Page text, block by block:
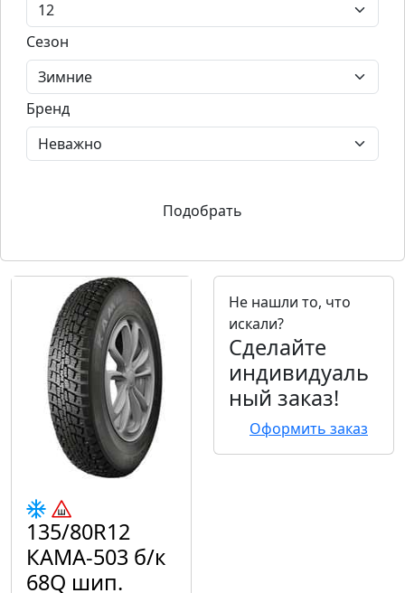
Сезон
Бренд
Подобрать
135/80R12
КАМА-503 б/к
68Q шип.
Не нашли то, что
искали?
Сделайте
индивидуаль
ный заказ!
Оформить заказ